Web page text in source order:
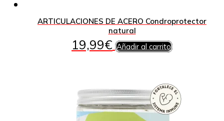
ARTICULACIONES DE ACERO Condroprotector
natural
19,99€ Añadir al carrito